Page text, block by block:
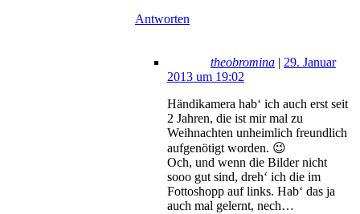
Antworten
theobromina | 29. Januar
2013 um 19:02
Händikamera hab‘ ich auch erst seit
2 Jahren, die ist mir mal zu
Weihnachten unheimlich freundlich
aufgenötigt worden. 😉
Och, und wenn die Bilder nicht
sooo gut sind, dreh‘ ich die im
Fottoshopp auf links. Hab‘ das ja
auch mal gelernt, nech…